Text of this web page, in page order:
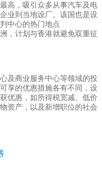
高，吸引众多从事汽车及电
业到当地设厂。该国也是设
中心的热门地点
，计划与香港就避免双重征
及商业服务中心等领域的投
享的优惠措施各有不同，设
优惠，如所得税宽减、低价
资产，以及新增职位的社会